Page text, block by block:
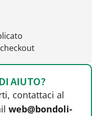
AIUTO?
contattaci al
web@bondoli-